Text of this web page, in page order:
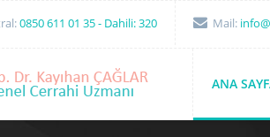
0850 611 01 35- Dahili: 320 Mail:
ANA